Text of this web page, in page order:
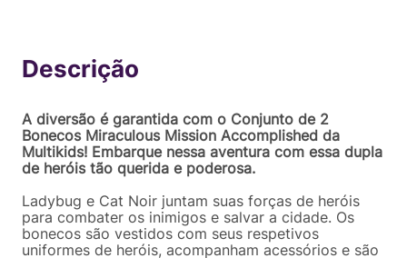
A diversão é garantida com o Conjunto de 2
Bonecos Miraculous Mission Accomplished da
Multikids! Embarque nessa aventura com essa dupla
de heróis tão querida e poderosa.
Ladybug e Cat Noir juntam suas forças de heróis
para combater os inimigos e salvar a cidade. Os
bonecos são vestidos com seus respetivos
uniformes de heróis, acompanham acessórios e são